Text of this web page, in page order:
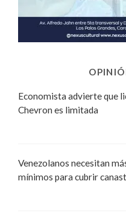
Economista advierte que
Chevron es limitada
Venezolanos necesitan
mínimos para cubrir